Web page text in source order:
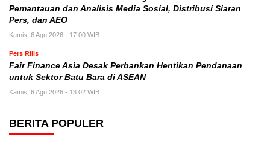
Pemantauan dan Analisis Media Sosial, Distribusi Siaran
Pers, dan AEO
Kamis, 6 Agu 2026 - 17:00 WIB
Pers Rilis
Fair Finance Asia Desak Perbankan Hentikan Pendanaan
untuk Sektor Batu Bara di ASEAN
Kamis, 6 Agu 2026 - 13:02 WIB
BERITA POPULER